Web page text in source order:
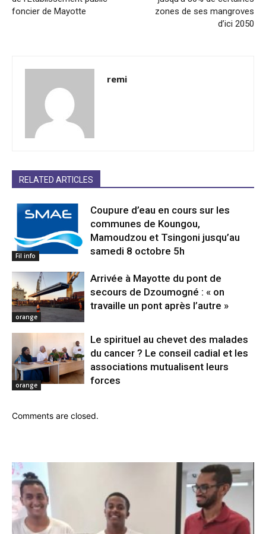
foncier de Mayotte
zones de ses mangroves
d’ici 2050
remi
RELATED ARTICLES
Fil info
Coupure d’eau en cours sur les
communes de Koungou,
Mamoudzou et Tsingoni jusqu’au
samedi 8 octobre 5h
orange
Arrivée à Mayotte du pont de
secours de Dzoumogné : « on
travaille un pont après l’autre »
orange
Le spirituel au chevet des malades
du cancer ? Le conseil cadial et les
associations mutualisent leurs
forces
Comments are closed.